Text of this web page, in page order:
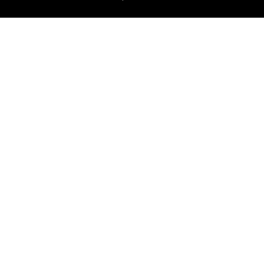
fremden Inhalte auch keine Gewähr übernehmen. Für